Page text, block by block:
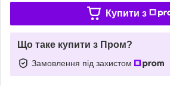
Купити з
Що таке купити з Пром?
Замовлення під захистом